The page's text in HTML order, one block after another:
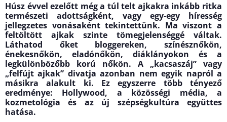
Húsz évvel ezelőtt még a túl telt ajkakra inkább ritka
természeti adottságként, vagy egy-egy híresség
jellegzetes vonásaként tekintettünk. Ma viszont a
feltöltött ajkak szinte tömegjelenséggé váltak.
Láthatod őket bloggereken, színésznőkön,
énekesnőkön, eladónőkön, diáklányokon és a
legkülönbözőbb korú nőkön. A „kacsaszáj” vagy
„felfújt ajkak” divatja azonban nem egyik napról a
másikra alakult ki. Ez egyszerre több tényező
eredménye: Hollywood, a közösségi média, a
kozmetológia és az új szépségkultúra együttes
hatása.